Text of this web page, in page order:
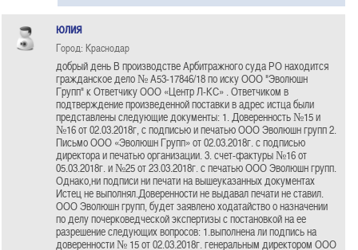
юлия
Город: Краснодар
добрый день В производстве Арбитражного суда РО находится
гражданское дело № А53-17846/18 по иску ООО "Эволюшн
Групп" к Ответчику ООО «Центр Л-КС» . Ответчиком в
подтверждение произведенной поставки в адрес истца были
представлены следующие документы: 1. Доверенность №15 и
№16 от 02.03.2018г, с подписью и печатью ООО Эволюшн групп 2.
Письмо ООО «Эволюшн Групп» от 02.03.2018г. с подписью
директора и печатью организации. 3. счет-фактуры №16 от
05.03.2018г. и №25 от 23.03.2018г. с печатью ООО Эволюшн групп.
Однако,ни подписи ни печати на вышеуказанных документах
Истец не выполнял.Доверенности не выдавал печати не ставил.
ООО Эволюшн групп, будет заявлено ходатайство о назначении
по делу почерковедческой экспертизы с постановкой на ее
разрешение следующих вопросов: 1.выполнена ли подпись на
доверенности № 15 от 02.03.2018г. генеральным директором ООО